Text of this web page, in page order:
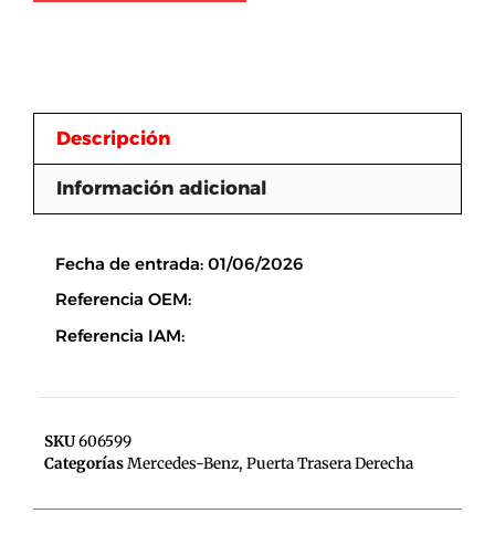
Descripción
Información adicional
Fecha de entrada: 01/06/2026
Referencia OEM:
Referencia IAM:
SKU606599
CategoríasMercedes-Benz, Puerta Trasera Derecha